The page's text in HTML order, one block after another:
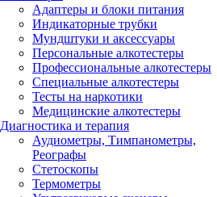
Адаптеры и блоки питания
Индикаторные трубки
Мундштуки и аксессуары
Персональные алкотестеры
Профессиональные алкотестеры
Специальные алкотестеры
Тесты на наркотики
Медицинские алкотестеры
Диагностика и терапия
Аудиометры, Тимпанометры,
Реографы
Стетоскопы
Термометры